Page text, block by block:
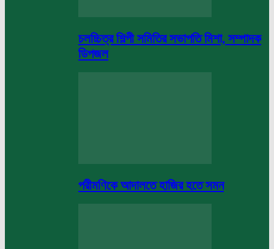
চলচ্চিত্র শিল্পী সমিতির সভাপতি মিশা, সম্পাদক
ডিপজল
পরীমণিকে আদালতে হাজির হতে সমন